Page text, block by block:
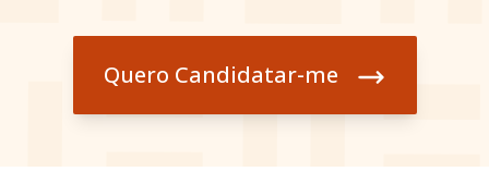
Quero Candidatar-me